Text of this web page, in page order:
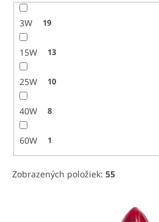
3W 19
15W 13
25W 10
40W 8
60W 1
Zobrazených položiek: 55